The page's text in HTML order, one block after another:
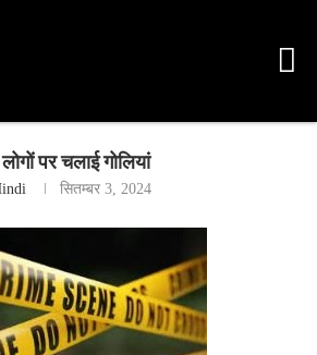
पर चलाई गोलियां
सितम्बर 3, 2024